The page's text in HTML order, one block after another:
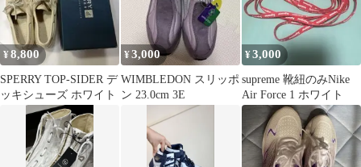
¥8,800
SPERRY TOP-SIDER デ
ッキシューズ ホワイト
¥3,000
WIMBLEDON スリッポ
ン 23.0cm 3E
¥3,000
supreme 靴紐のみNike
Air Force 1 ホワイト